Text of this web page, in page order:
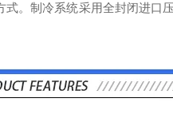
。制冷系统采用全封闭进口